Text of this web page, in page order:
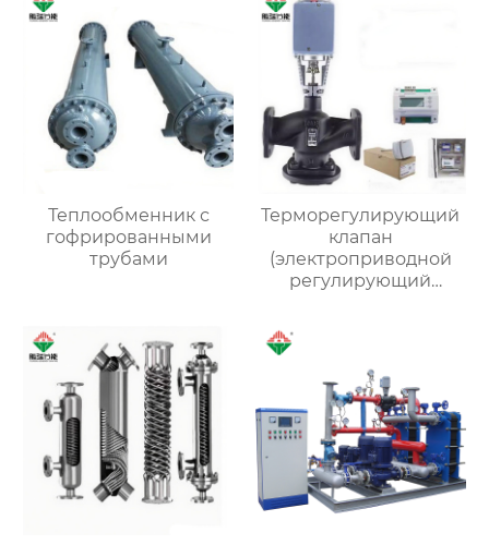
Теплообменник с
гофрированными
трубами
Терморегулирующий
клапан
(электроприводной
регулирующий